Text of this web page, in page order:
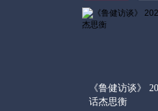
《鲁健访谈》
话杰思衡